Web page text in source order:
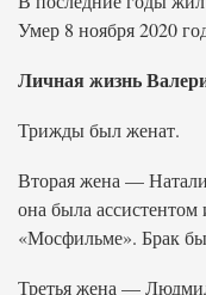
Умер 8 ноября 2020
Личная жизнь
Трижды был женат.
Вторая жена —
она была
«Мосфильме». Брак
Третья жена —